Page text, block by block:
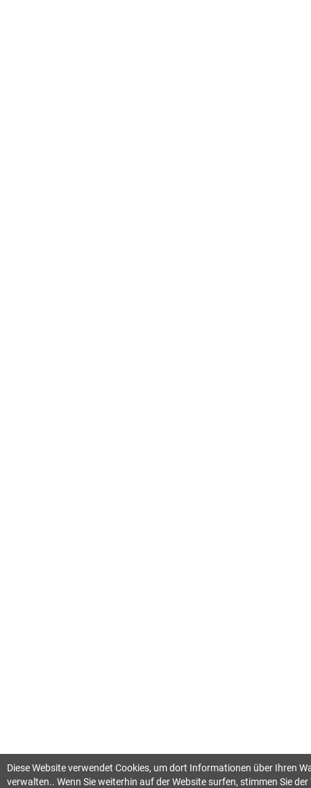
Diese Website verwendet Cookies, um dort Informationen über Ihren
verwalten.. Wenn Sie weiterhin auf der Website surfen, stimmen Sie